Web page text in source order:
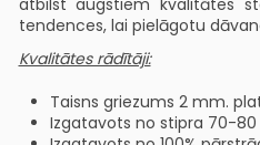
tendences, lai pielāgotu
Kvalitātes rādītāji:
Taisns griezums 2 mm.
Izgatavots no stipra 70-80